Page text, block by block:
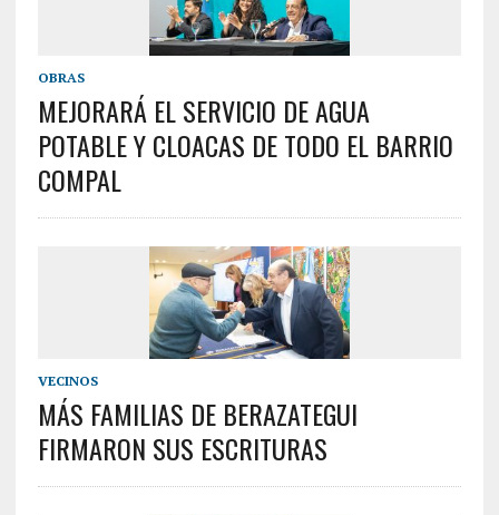
OBRAS
MEJORARÁ EL SERVICIO DE AGUA
POTABLE Y CLOACAS DE TODO EL BARRIO
COMPAL
VECINOS
MÁS FAMILIAS DE BERAZATEGUI
FIRMARON SUS ESCRITURAS